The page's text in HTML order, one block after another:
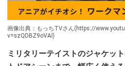
画像出典：もっちTVさん(https://
v=szQDBZ9oVAI)
ミリタリーテイストのジャケッ